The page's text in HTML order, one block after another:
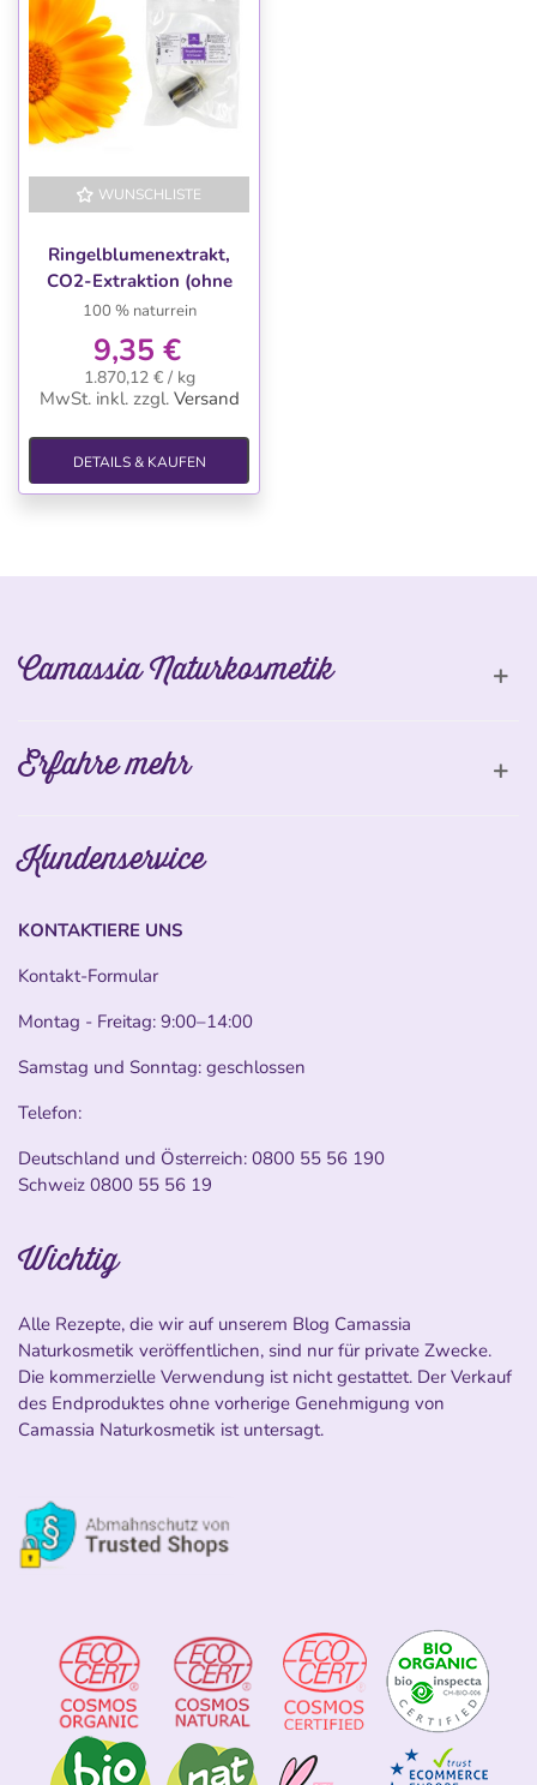
WUNSCHLISTE
Ringelblumenextrakt,
CO2-Extraktion (ohne
Propylenglykol) 5 g
100 % naturrein
9,35 €
1.870,12 € / kg
MwSt. inkl. zzgl. Versand
DETAILS & KAUFEN
Camassia Naturkosmetik
Erfahre mehr
Kundenservice
KONTAKTIERE UNS
Kontakt-Formular
Montag - Freitag: 9:00–14:00
Samstag und Sonntag: geschlossen
Telefon:
Deutschland und Österreich: 0800 55 56 190
Schweiz 0800 55 56 19
Wichtig
Alle Rezepte, die wir auf unserem Blog Camassia
Naturkosmetik veröffentlichen, sind nur für private Zwecke.
Die kommerzielle Verwendung ist nicht gestattet. Der Verkauf
des Endproduktes ohne vorherige Genehmigung von
Camassia Naturkosmetik ist untersagt.